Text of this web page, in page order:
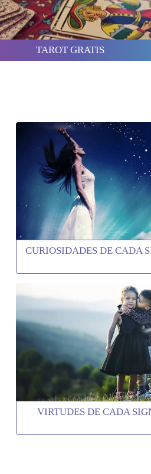
TAROT GRATIS
CURIOSIDADES DE CADA
VIRTUDES DE CADA